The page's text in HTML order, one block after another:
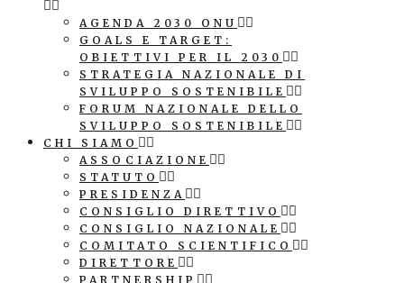
AGENDA 2030 ONU
GOALS E TARGET:
OBIETTIVI PER IL 2030
STRATEGIA NAZIONALE DI
SVILUPPO SOSTENIBILE
FORUM NAZIONALE DELLO
SVILUPPO SOSTENIBILE
CHI SIAMO
ASSOCIAZIONE
STATUTO
PRESIDENZA
CONSIGLIO DIRETTIVO
CONSIGLIO NAZIONALE
COMITATO SCIENTIFICO
DIRETTORE
PARTNERSHIP